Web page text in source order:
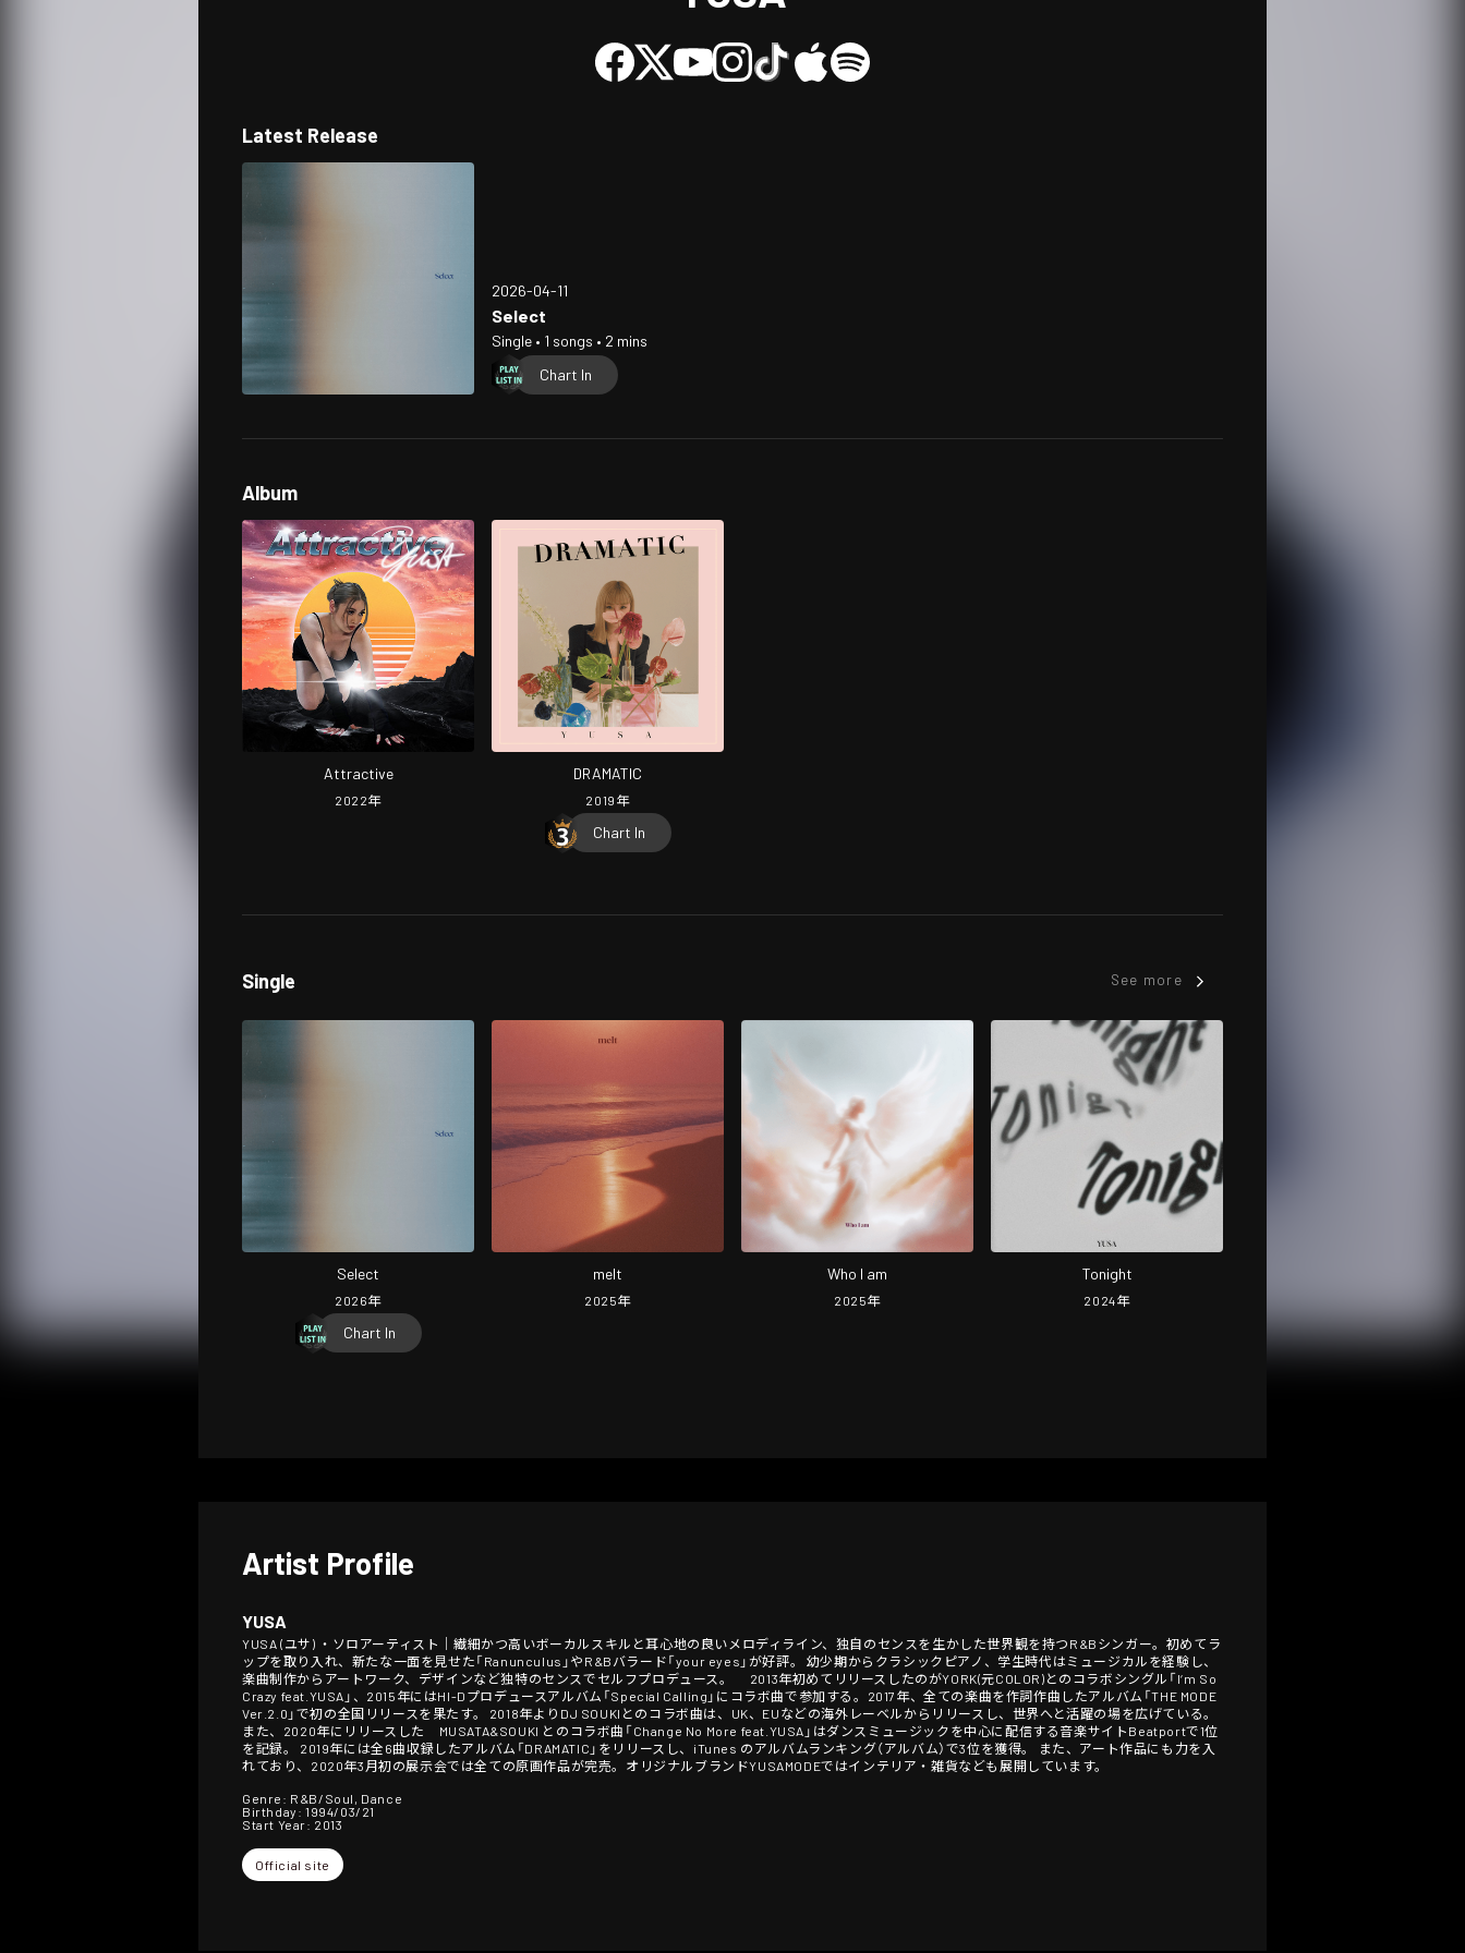
Latest Release
2026-04-11
Select
Single • 1 songs • 2 mins
Chart In
Album
Attractive
2022年
DRAMATIC
2019 年
Chart In
Single See more
Select
2026年
Chart In
melt
2025年
Who I am
2025年
Tonight
2024年
Artist Profile
YUSA
YUSA (ユサ) ・ソロアーティスト｜繊細かつ高いボーカルスキルと耳心地の良いメロディライン、独自のセンスを生かした世界観を持つR&Bシンガー。 ​初めてラ
ップを取り入れ、新たな一面を見せた「Ranunculus」やR&Bバラード「your eyes」が好評。 幼少期からクラシックピアノ、学生時代はミュージカルを経験し、
楽曲制作からアートワーク、デザインなど独特のセンスでセルフプロデュース。 2013年初めてリリースしたのがYORK(元COLOR)とのコラボシングル「I‘m So
Crazy feat.YUSA」、2015年にはHI-Dプロデュースアルバム「Special Calling」にコラボ曲で参加する。2017年、全ての楽曲を作詞作曲したアルバム「THE MODE
Ver.2.0」で初の全国リリースを果たす。 2018年よりDJ SOUKIとのコラボ曲は、UK、EUなどの海外レーベルからリリースし、世界へと活躍の場を広げている。
また、2020年にリリースした MUSATA&SOUKI とのコラボ曲「Change No More feat.YUSA」はダンスミュージックを中心に配信する音楽サイトBeatportで1位
を記録。 2019年には全6曲収録したアルバム「DRAMATIC」をリリースし、iTunes のアルバムランキング（アルバム）で3位を獲得。 また、アート作品にも力を入
れており、2020年3月初の展示会では全ての原画作品が完売。オリジナルブランドYUSAMODEではインテリア・雑貨なども展開しています。
Genre: R&B/Soul, Dance
Birthday: 1994/03/21
Start Year: 2013
Official site